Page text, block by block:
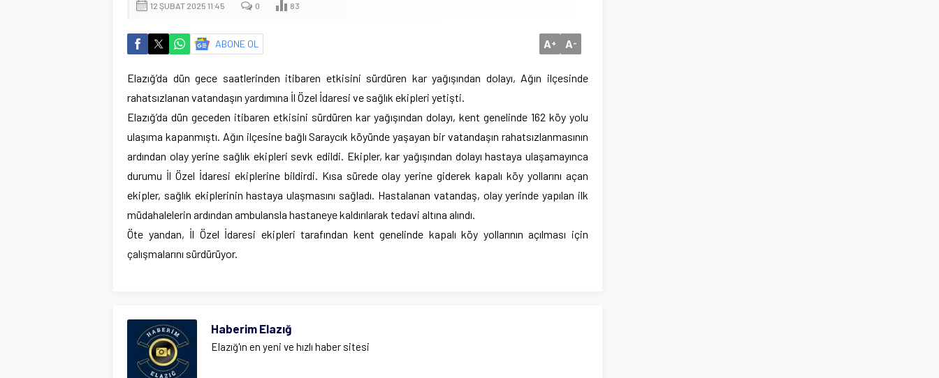
12 ŞUBAT 2025 11:45 0 83
ABONE OL A+ A-
Elazığ’da dün gece saatlerinden itibaren etkisini sürdüren kar yağışından dolayı, Ağın ilçesinde
rahatsızlanan vatandaşın yardımına İl Özel İdaresi ve sağlık ekipleri yetişti.
Elazığ’da dün geceden itibaren etkisini sürdüren kar yağışından dolayı, kent genelinde 162 köy yolu
ulaşıma kapanmıştı. Ağın ilçesine bağlı Saraycık köyünde yaşayan bir vatandaşın rahatsızlanmasının
ardından olay yerine sağlık ekipleri sevk edildi. Ekipler, kar yağışından dolayı hastaya ulaşamayınca
durumu İl Özel İdaresi ekiplerine bildirdi. Kısa sürede olay yerine giderek kapalı köy yollarını açan
ekipler, sağlık ekiplerinin hastaya ulaşmasını sağladı. Hastalanan vatandaş, olay yerinde yapılan ilk
müdahalelerin ardından ambulansla hastaneye kaldırılarak tedavi altına alındı.
Öte yandan, İl Özel İdaresi ekipleri tarafından kent genelinde kapalı köy yollarının açılması için
çalışmalarını sürdürüyor.
Haberim Elazığ
Elazığ'ın en yeni ve hızlı haber sitesi